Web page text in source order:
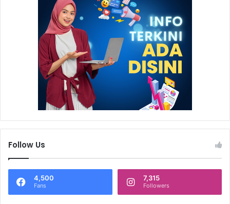
Follow Us
4,500
Fans
7,315
Followers